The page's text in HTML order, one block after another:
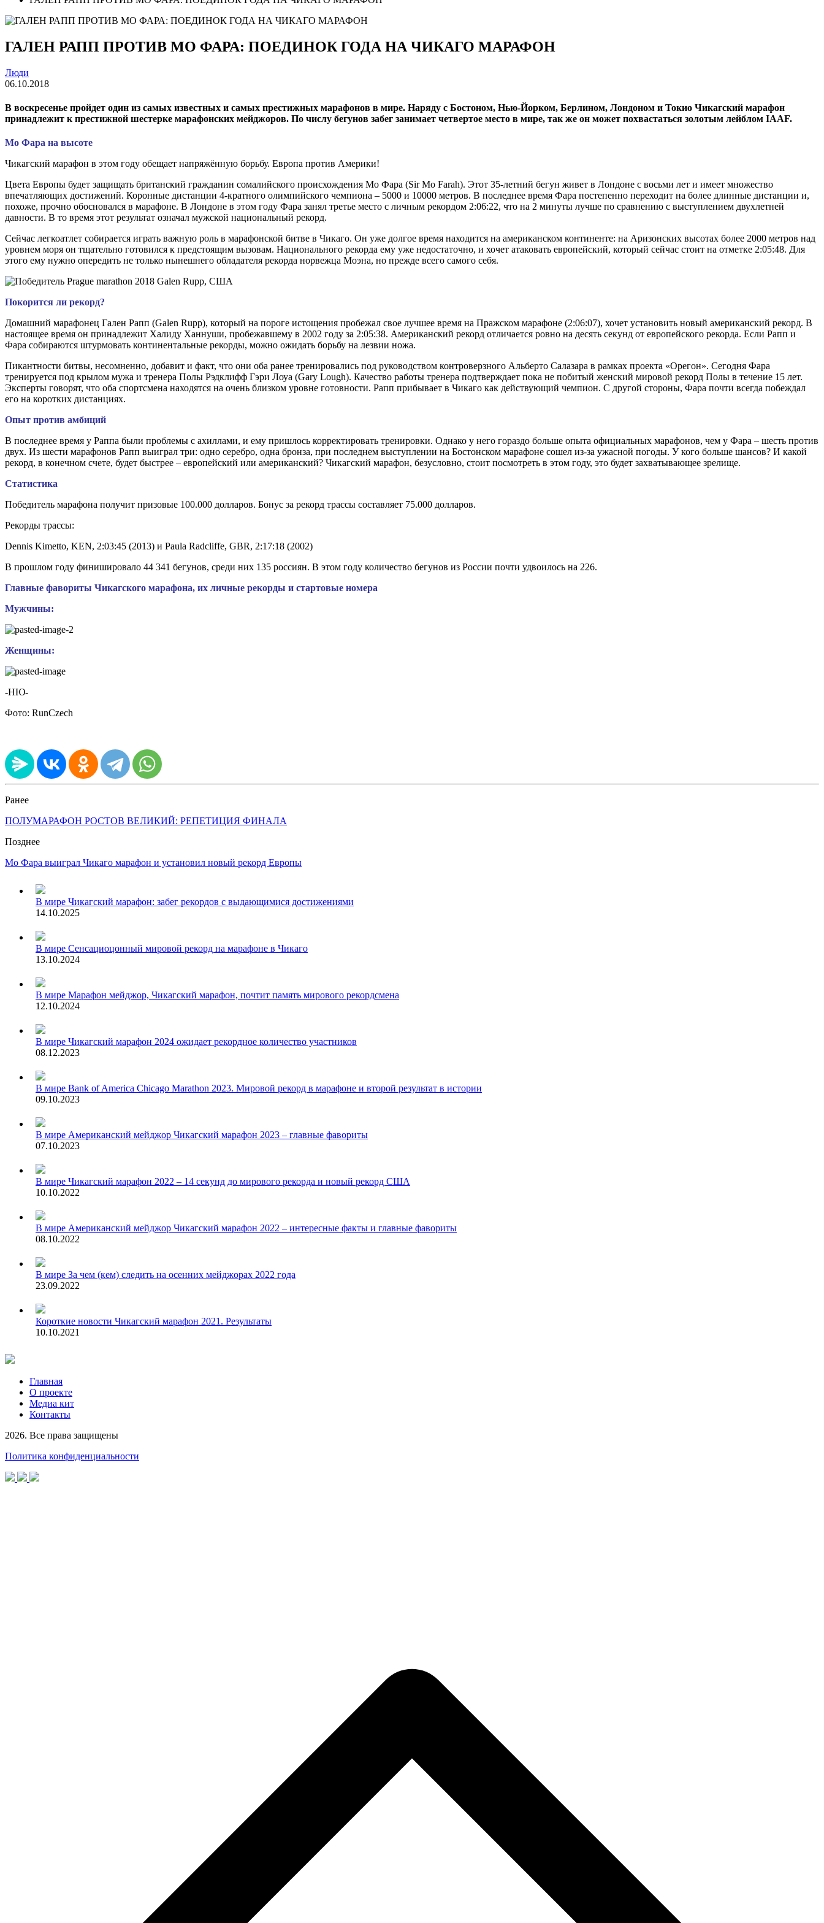
ГАЛЕН РАПП ПРОТИВ МО ФАРА: ПОЕДИНОК ГОДА НА ЧИКАГО МАРАФОН
Люди
06.10.2018
В воскресенье пройдет один из самых известных и самых престижных марафонов в мире. Наряду с Бостоном, Нью-Йорком, Берлином, Лондоном и Токио Чикагский марафон
принадлежит к престижной шестерке марафонских мейджоров. По числу бегунов забег занимает четвертое место в мире, так же он может похвастаться золотым лейблом IAAF.
Мо Фара на высоте
Чикагский марафон в этом году обещает напряжённую борьбу. Европа против Америки!
Цвета Европы будет защищать британский гражданин сомалийского происхождения Мо Фара (Sir Mo Farah). Этот 35-летний бегун живет в Лондоне с восьми лет и имеет множество
впечатляющих достижений. Коронные дистанции 4-кратного олимпийского чемпиона – 5000 и 10000 метров. В последнее время Фара постепенно переходит на более длинные дистанции и,
похоже, прочно обосновался в марафоне. В Лондоне в этом году Фара занял третье место с личным рекордом 2:06:22, что на 2 минуты лучше по сравнению с выступлением двухлетней
давности. В то время этот результат означал мужской национальный рекорд.
Сейчас легкоатлет собирается играть важную роль в марафонской битве в Чикаго. Он уже долгое время находится на американском континенте: на Аризонских высотах более 2000 метров над
уровнем моря он тщательно готовился к предстоящим вызовам. Национального рекорда ему уже недостаточно, и хочет атаковать европейский, который сейчас стоит на отметке 2:05:48. Для
этого ему нужно опередить не только нынешнего обладателя рекорда норвежца Моэна, но прежде всего самого себя.
Покорится ли рекорд?
Домашний марафонец Гален Рапп (Galen Rupp), который на пороге истощения пробежал свое лучшее время на Пражском марафоне (2:06:07), хочет установить новый американский рекорд. В
настоящее время он принадлежит Халиду Ханнуши, пробежавшему в 2002 году за 2:05:38. Американский рекорд отличается ровно на десять секунд от европейского рекорда. Если Рапп и
Фара собираются штурмовать континентальные рекорды, можно ожидать борьбу на лезвии ножа.
Пикантности битвы, несомненно, добавит и факт, что они оба ранее тренировались под руководством контроверзного Альберто Салазара в рамках проекта «Орегон». Сегодня Фара
тренируется под крылом мужа и тренера Полы Рэдклифф Гэри Лоуа (Gary Lough). Качество работы тренера подтверждает пока не побитый женский мировой рекорд Полы в течение 15 лет.
Эксперты говорят, что оба спортсмена находятся на очень близком уровне готовности. Рапп прибывает в Чикаго как действующий чемпион. С другой стороны, Фара почти всегда побеждал
его на коротких дистанциях.
Опыт против амбиций
В последнее время у Раппа были проблемы с ахиллами, и ему пришлось корректировать тренировки. Однако у него гораздо больше опыта официальных марафонов, чем у Фара – шесть против
двух. Из шести марафонов Рапп выиграл три: одно серебро, одна бронза, при последнем выступлении на Бостонском марафоне сошел из-за ужасной погоды. У кого больше шансов? И какой
рекорд, в конечном счете, будет быстрее – европейский или американский? Чикагский марафон, безусловно, стоит посмотреть в этом году, это будет захватывающее зрелище.
Статистика
Победитель марафона получит призовые 100.000 долларов. Бонус за рекорд трассы составляет 75.000 долларов.
Рекорды трассы:
Dennis Kimetto, KEN, 2:03:45 (2013) и Paula Radcliffe, GBR, 2:17:18 (2002)
В прошлом году финишировало 44 341 бегунов, среди них 135 россиян. В этом году количество бегунов из России почти удвоилось на 226.
Главные фавориты Чикагского марафона, их личные рекорды и стартовые номера
Мужчины:
Женщины:
-НЮ-
Фото: RunCzech
Ранее
ПОЛУМАРАФОН РОСТОВ ВЕЛИКИЙ: РЕПЕТИЦИЯ ФИНАЛА
Позднее
Мо Фара выиграл Чикаго марафон и установил новый рекорд Европы
В мире Чикагский марафон: забег рекордов с выдающимися достижениями
14.10.2025
В мире Сенсациоцонный мировой рекорд на марафоне в Чикаго
13.10.2024
В мире Марафон мейджор, Чикагский марафон, почтит память мирового рекордсмена
12.10.2024
В мире Чикагский марафон 2024 ожидает рекордное количество участников
08.12.2023
В мире Bank of America Chicago Marathon 2023. Мировой рекорд в марафоне и второй результат в истории
09.10.2023
В мире Американский мейджор Чикагский марафон 2023 – главные фавориты
07.10.2023
В мире Чикагский марафон 2022 – 14 секунд до мирового рекорда и новый рекорд США
10.10.2022
В мире Американский мейджор Чикагский марафон 2022 – интересные факты и главные фавориты
08.10.2022
В мире За чем (кем) следить на осенних мейджорах 2022 года
23.09.2022
Короткие новости Чикагский марафон 2021. Результаты
10.10.2021
Главная
О проекте
Медиа кит
Контакты
2026. Все права защищены
Политика конфиденциальности